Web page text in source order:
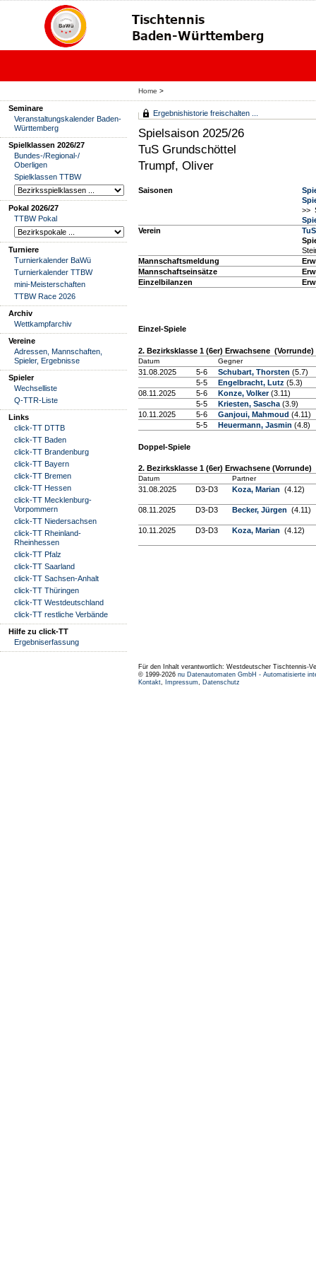
Home >
Seminare
Veranstaltungskalender Baden-
Württemberg
Spielklassen 2026/27
Bundes-/Regional-/
Oberligen
Spielklassen TTBW
Pokal 2026/27
TTBW Pokal
Turniere
Turnierkalender BaWü
Turnierkalender TTBW
mini-Meisterschaften
TTBW Race 2026
Archiv
Wettkampfarchiv
Vereine
Adressen, Mannschaften,
Spieler, Ergebnisse
Spieler
Wechselliste
Q-TTR-Liste
Links
click-TT DTTB
click-TT Baden
click-TT Brandenburg
click-TT Bayern
click-TT Bremen
click-TT Hessen
click-TT Mecklenburg-
Vorpommern
click-TT Niedersachsen
click-TT Rheinland-
Rheinhessen
click-TT Pfalz
click-TT Saarland
click-TT Sachsen-Anhalt
click-TT Thüringen
click-TT Westdeutschland
click-TT restliche Verbände
Hilfe zu click-TT
Ergebniserfassung
Ergebnishistorie freischalten ...
Spielsaison 2025/26
TuS Grundschöttel
Trumpf, Oliver
Saisonen
>>
Verein
Mannschaftsmeldung
Mannschaftseinsätze
Einzelbilanzen
Einzel-Spiele
2. Bezirksklasse 1 (6er) Erwachsene (Vorrunde)
Datum Gegner
31.08.2025 5-6 Schubart, Thorsten (5.7)
5-5
Engelbracht, Lutz (5.3)
08.11.2025
5-6 Konze, Volker(3.11)
5-5
Kriesten, Sascha (3.9)
10.11.2025
5-6 Ganjoui, Mahmoud (4.11)
5-5
Heuermann, Jasmin (4.8)
Doppel-Spiele
2. Bezirksklasse 1 (6er) Erwachsene (Vorrunde)
Datum Partner
31.08.2025 D3-D3 Koza, Marian (4.12)
08.11.2025 D3-D3 Becker, Jürgen (4.11)
10.11.2025 D3-D3 Koza, Marian (4.12)
Für den Inhalt verantwortlich: Westdeutscher Tischtennis-
© 1999-2026 nu Datenautomaten GmbH - Automatisierte
Kontakt, Impressum, Datenschutz